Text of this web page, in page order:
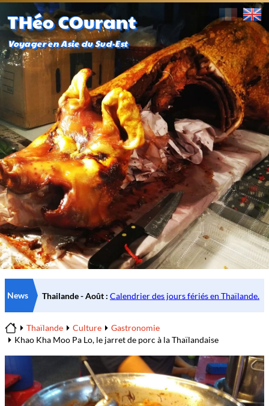
THéo COurant
Voyager en Asie du Sud-Est
News
Home
Thaïlande Culture
Gastronomie
Khao Kha Moo Pa Lo, le jarret de porc à la Thaïlandaise